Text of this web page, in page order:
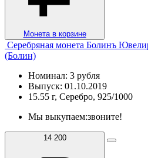
Монета в корзине
Серебряная монета Болинъ
(Болин)
Номинал: 3 рубля
Выпуск: 01.10.2019
15.55 г, Серебро, 925/1000
Мы выкупаем:звоните!
14 200